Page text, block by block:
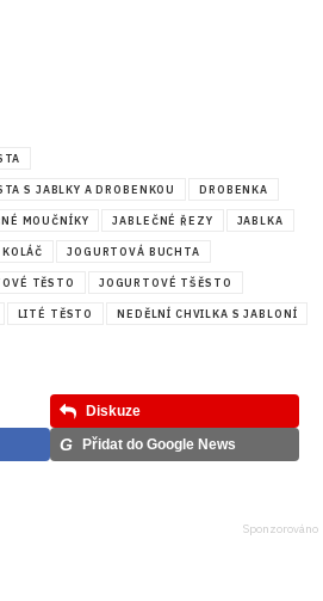
S JABLKY A DROBENKOU DROBENKA
MOUČNÍKY JABLEČNÉ ŘEZY JABLKA
JOGURTOVÁ BUCHTA
TĚSTO JOGURTOVÉ TŠĚSTO
LITÉ TĚSTO NEDĚLNÍ CHVILKA S JABLONÍ
Diskuze
G Přidat do Google News